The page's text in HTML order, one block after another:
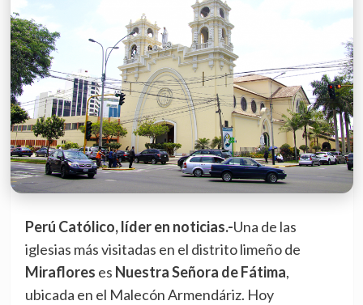
Perú Católico, líder en noticias.-Una de las
iglesias más visitadas en el distrito limeño de
Miraflores es Nuestra Señora de Fátima,
ubicada en el Malecón Armendáriz. Hoy